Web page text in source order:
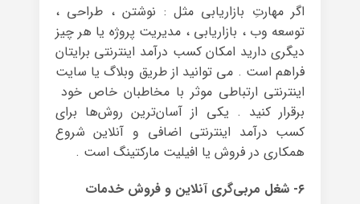
اگر مهارتِ بازاریابی مثل : نوشتن ، طراحی ،
توسعه وب ، بازاریابی ، مدیریت پروژه یا هر چیز
دیگری دارید امکان کسب درآمد اینترنتی برایتان
فراهم است . می توانید از طریق وبلاگ یا سایت
اینترنتی ارتباطی موثر با مخاطبان خاص خود
برقرار کنید . یکی از آسان‌ترین روش‌ها برای
کسب درآمد اینترنتی اضافی و آنلاین شروع
همکاری در فروش یا افیلیت مارکتینگ است .
۶- شغل مربی‌گری آنلاین و فروش خدمات